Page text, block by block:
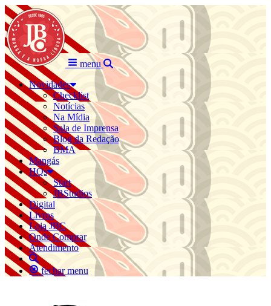
menu
Novidades
Checklist
Notícias
Na Mídia
Sala de Imprensa
Blog da Redação
BMA
Mangás
HQs
Start
JBStudios
Digital
Livros
Loja JBC
Onde Comprar
Atendimento
fechar menu